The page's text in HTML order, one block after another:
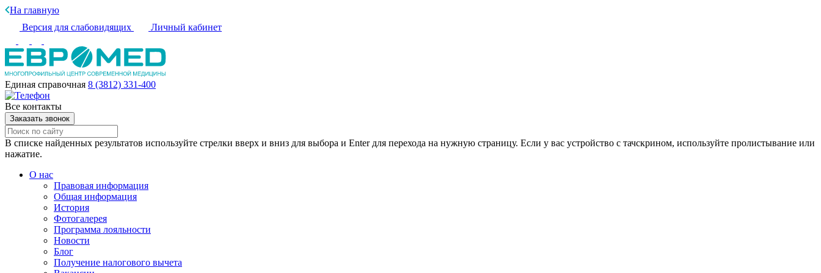
На главную
Версия для слабовидящих
Личный кабинет
Единая справочная 8 (3812) 331-400
Все контакты
Заказать звонок
В списке найденных результатов используйте стрелки вверх и вниз для выбора и Enter для перехода на нужную страницу. Если у вас устройство с тачскрином, используйте пролистывание или
нажатие.
О нас
Правовая информация
Общая информация
История
Фотогалерея
Программа лояльности
Новости
Блог
Получение налогового вычета